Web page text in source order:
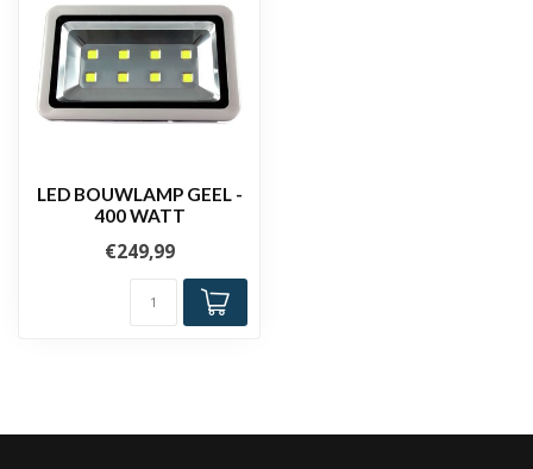
LED BOUWLAMP GEEL -
400 WATT
€249,99